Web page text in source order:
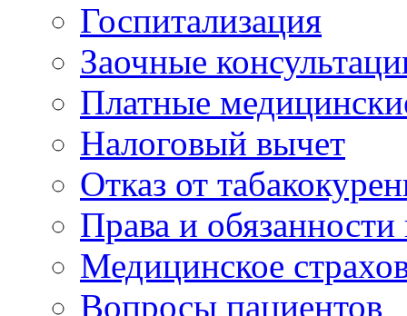
Госпитализация
Заочные
Платные
Налоговый вычет
Отказ от
Права и
Медицинское
Вопросы пациентов